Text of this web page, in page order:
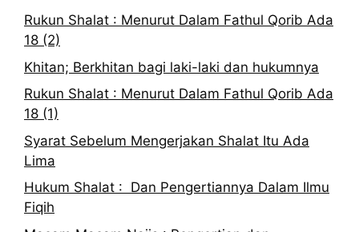
Rukun Shalat : Menurut Dalam Fathul Qorib Ada
18 (2)
Khitan; Berkhitan bagi laki-laki dan hukumnya
Rukun Shalat : Menurut Dalam Fathul Qorib Ada
18 (1)
Syarat Sebelum Mengerjakan Shalat Itu Ada
Lima
Hukum Shalat : Dan Pengertiannya Dalam Ilmu
Fiqih